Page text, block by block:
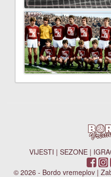
VIJESTI | SEZONE|
© 2026 - Bordo vremeplov |